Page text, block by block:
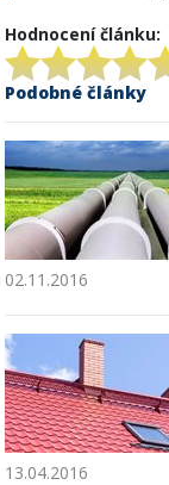
Hodnocení článku:
Podobné články
02.11.2016
13.04.2016